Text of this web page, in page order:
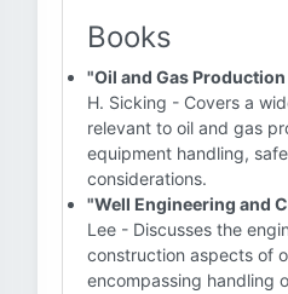
Books
"Oil and Gas
H. Sicking - Covers a
relevant to oil and gas
equipment handling,
considerations.
"Well Engineering and
Lee - Discusses the
construction aspects of
encompassing handling